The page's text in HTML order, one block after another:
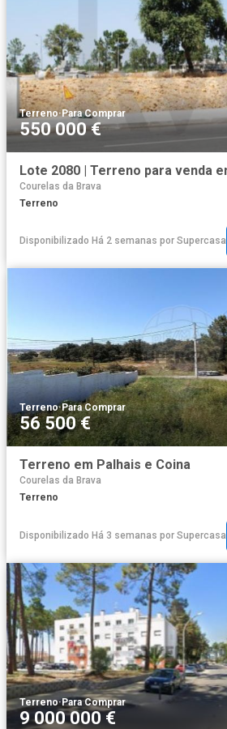
Terreno·Para Comprar
550 000 €
Courelas da Brava
Terreno
Disponibilizado Há 2 semanas por Supercasa
Terreno·Para Comprar
56 500 €
Terreno em Palhais e Coina
Courelas da Brava
Terreno
Disponibilizado Há 3 semanas por Supercasa
Terreno·Para Comprar
9 000 000 €